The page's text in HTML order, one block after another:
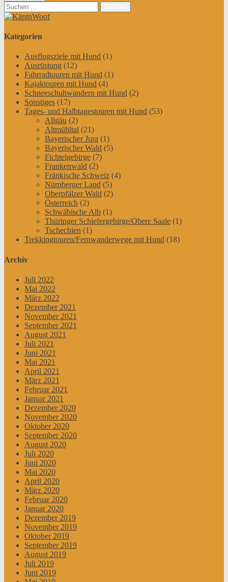
Suchen
nach:
Kategorien
Ausflugsziele mit Hund (1)
Ausrüstung (12)
Fahrradtouren mit Hund (1)
Kajaktouren mit Hund (4)
Schneeschuhwandern mit Hund (2)
Sonstiges (17)
Tages- und Halbtagestouren mit Hund (53)
Allgäu (2)
Altmühltal (21)
Bayerischer Jura (1)
Bayerischer Wald (5)
Fichtelgebirge (7)
Frankenwald (2)
Fränkische Schweiz (4)
Nürnberger Land (5)
Oberpfälzer Wald (2)
Österreich (2)
Schwäbische Alb (1)
Thüringer Schiefergebirge/Obere Saale (1)
Tschechien (1)
Trekkingtouren/Fernwanderwege mit Hund (18)
Archiv
Juli 2022
Mai 2022
März 2022
Dezember 2021
November 2021
September 2021
August 2021
Juli 2021
Juni 2021
Mai 2021
April 2021
März 2021
Februar 2021
Januar 2021
Dezember 2020
November 2020
Oktober 2020
September 2020
August 2020
Juli 2020
Juni 2020
Mai 2020
April 2020
März 2020
Februar 2020
Januar 2020
Dezember 2019
November 2019
Oktober 2019
September 2019
August 2019
Juli 2019
Juni 2019